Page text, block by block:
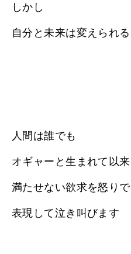
しかし
自分と未来は変えられる
人間は誰でも
オギャーと生まれて以来
満たせない欲求を怒りで
表現して泣き叫びます